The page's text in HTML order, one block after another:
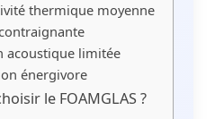
thermique moyenne
acoustique limitée
énergivore
le FOAMGLAS ?